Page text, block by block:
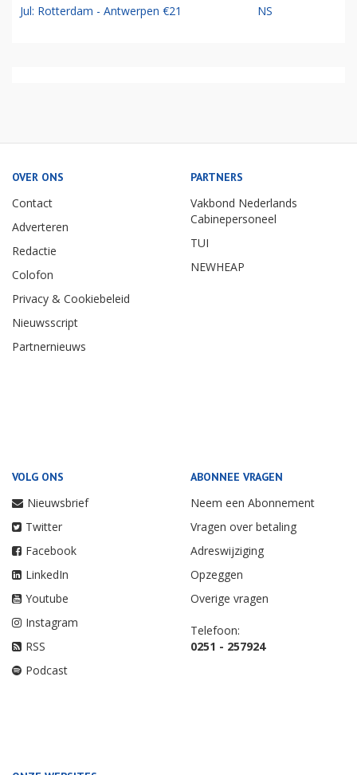
Jul: Rotterdam - Antwerpen €21 NS
OVER ONS
Contact
Adverteren
Redactie
Colofon
Privacy & Cookiebeleid
Nieuwsscript
Partnernieuws
PARTNERS
Vakbond Nederlands
Cabinepersoneel
TUI
NEWHEAP
VOLG ONS
Nieuwsbrief
Twitter
Facebook
LinkedIn
Youtube
Instagram
RSS
Podcast
ABONNEE VRAGEN
Neem een Abonnement
Vragen over betaling
Adreswijziging
Opzeggen
Overige vragen
Telefoon:
0251 - 257924